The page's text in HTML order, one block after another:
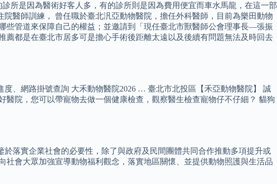
所是因為醫術好客人多，有的診所則是因為費用便宜而車水馬龍，在這一部
醫師訓練， 曾任職於臺北汎亞動物醫院，擔任外科醫師，目前為樂田動物
些管道來保障自己的權益；並邀請到「現任臺北市獸醫師公會理事長—張振
都是在臺北市居多可是擔心手術後距離太遠以及後續有問題無法及時回去
、網路掛號查詢 大禾動物醫院2026 … 臺北市北投區【禾亞動物醫院】 誠
醫院，您可以帶寵物去做一個健康檢查，觀察醫生檢查寵物仔不仔細？ 貓狗
落實企業社會的必要性，除了與政府及民間團體共同合作推動多項提升或
會大眾加強宣導動物福利觀念，落實地區關懷、並提供動物照護與生活品